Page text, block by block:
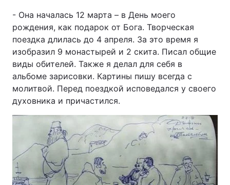
- Она началась 12 марта – в День моего
рождения, как подарок от Бога. Творческая
поездка длилась до 4 апреля. За это время я
изобразил 9 монастырей и 2 скита. Писал общие
виды обителей. Также я делал для себя в
альбоме зарисовки. Картины пишу всегда с
молитвой. Перед поездкой исповедался у своего
духовника и причастился.